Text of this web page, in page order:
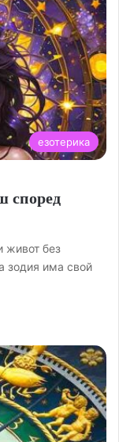
езотерика
според
живот без
зодия има свой